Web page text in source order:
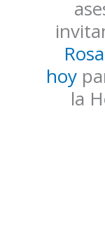
hoy
la